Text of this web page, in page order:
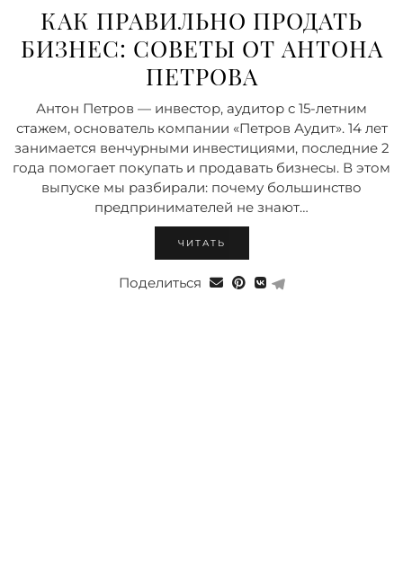
КАК ПРАВИЛЬНО ПРОДАТЬ
БИЗНЕС: СОВЕТЫ ОТ АНТОНА
ПЕТРОВА
Антон Петров — инвестор, аудитор с 15-летним
стажем, основатель компании «Петров Аудит». 14 лет
занимается венчурными инвестициями, последние 2
года помогает покупать и продавать бизнесы. В этом
выпуске мы разбирали: почему большинство
предпринимателей не знают…
ЧИТАТЬ
Поделиться